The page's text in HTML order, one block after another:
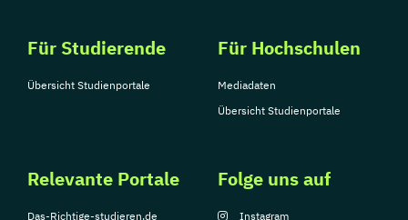
Für Studierende
Übersicht Studienportale
Für Hochschulen
Mediadaten
Übersicht Studienportale
Relevante Portale
Das-Richtige-studieren.de
Folge uns auf
Instagram